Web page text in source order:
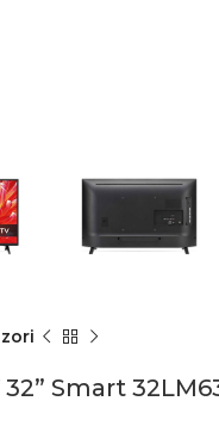
32” Smart